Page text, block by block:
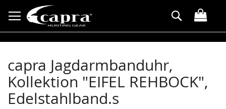
zum
Inhalt
Suche
capra Jagdarmbanduhr,
Kollektion "EIFEL REHBOCK",
Edelstahlband.s